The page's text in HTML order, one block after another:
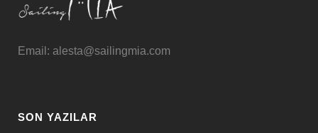
Email: alesta@sailingmia.com
SON YAZILAR